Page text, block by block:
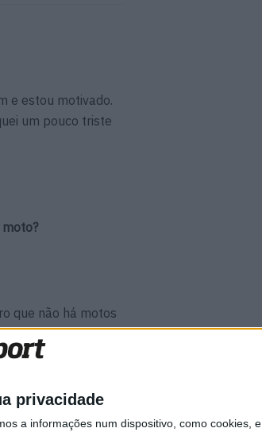
privacidade
a informações num dispositivo, como cookies, e
e estou motivado.
um pouco triste
que não há motos
da moto e das
por ser um
tempos.